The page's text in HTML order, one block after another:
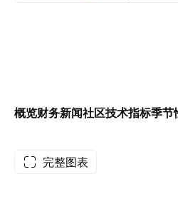
概览财务新闻社区技术指标季节
完整图表